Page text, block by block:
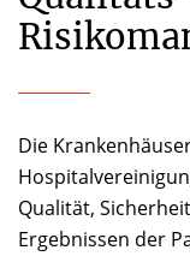
Die
Qualität,
Ergebnissen der